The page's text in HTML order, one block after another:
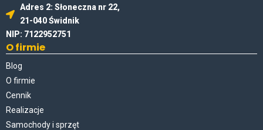
Adres 2: Słoneczna nr 22,
21-040 Świdnik
NIP: 7122952751
O firmie
Blog
O firmie
Cennik
Realizacje
Samochody i sprzęt